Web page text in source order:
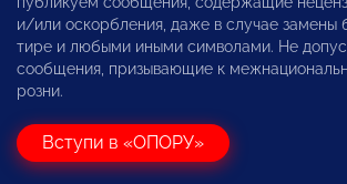
и/или оскорбления, даже в случае замены
тире и любыми иными символами. Не
сообщения, призывающие к
розни.
Вступи в «ОПОРУ»